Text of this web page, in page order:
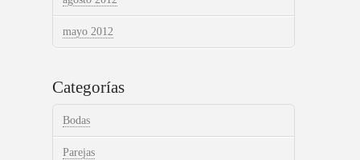
mayo 2012
Categorías
Bodas
Parejas